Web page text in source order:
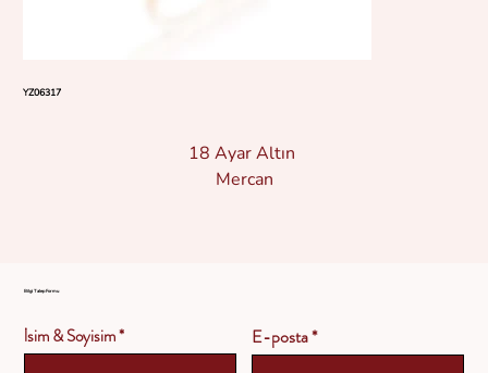
YZ06317
18 Ayar Altın
Mercan
Bilgi Talep Formu
İsim & Soyisim E-posta